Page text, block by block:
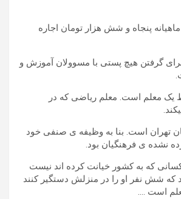
پنجاه و شش هزار تومان اجاره
گرفتن هیچ پستی با مسوولان آموزش و
یک معلم است. معلم ریاضی که در
تهران است. بنا به وظیفه ی صنفی خود
نشده ی فرهنگیان بود.
که به کشور خیانت کرده اند نیست
که شش نفر او را در منزلش دستگیر کنند
است ….